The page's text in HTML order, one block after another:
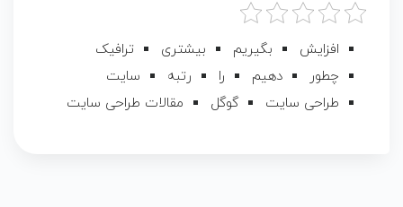
افزایش بگیریم بیشتری
ترافیک
چطور
دهیم را رتبه
سایت
طراحی سایت
گوگل مقالات طراحی سایت